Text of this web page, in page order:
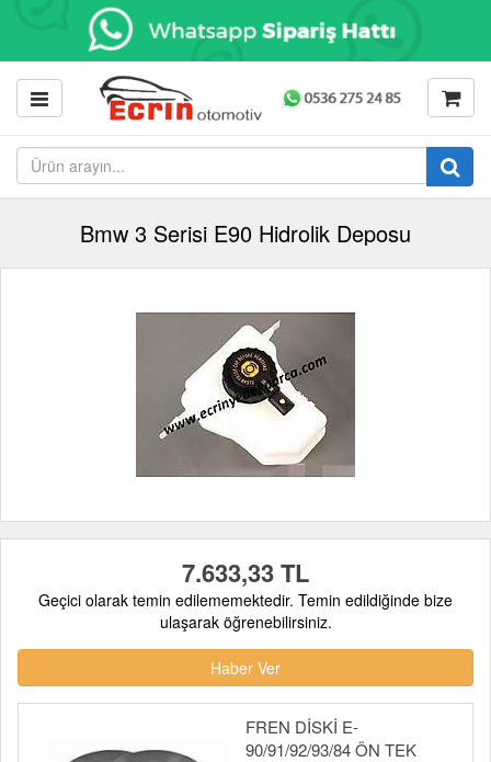
Bmw 3 Serisi E90 Hidrolik Deposu
7.633,33 TL
Geçici olarak temin edilememektedir. Temin edildiğinde bize
ulaşarak öğrenebilirsiniz.
Haber Ver
FREN DİSKİ E-
90/91/92/93/84 ÖN TEK